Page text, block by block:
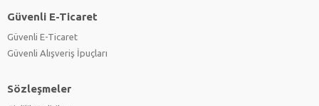
Güvenli E-Ticaret
Güvenli E-Ticaret
Güvenli Alışveriş İpuçları
Sözleşmeler